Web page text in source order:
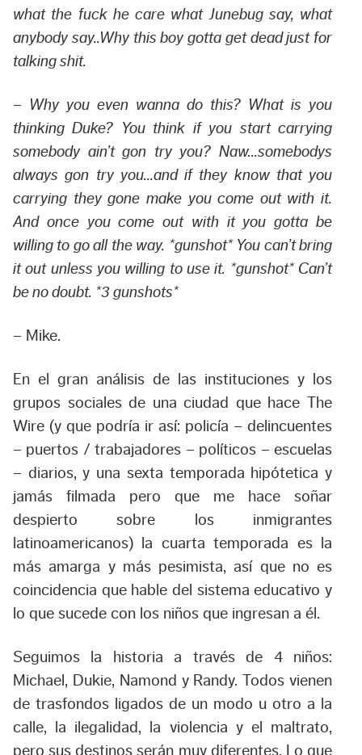
what the fuck he care what Junebug say, what
anybody say..Why this boy gotta get dead just for
talking shit.
– Why you even wanna do this? What is you
thinking Duke? You think if you start carrying
somebody ain’t gon try you? Naw…somebodys
always gon try you…and if they know that you
carrying they gone make you come out with it.
And once you come out with it you gotta be
willing to go all the way. *gunshot* You can’t bring
it out unless you willing to use it. *gunshot* Can’t
be no doubt. *3 gunshots*
– Mike.
En el gran análisis de las instituciones y los
grupos sociales de una ciudad que hace The
Wire (y que podría ir así: policía – delincuentes
– puertos / trabajadores – políticos – escuelas
– diarios, y una sexta temporada hipótetica y
jamás filmada pero que me hace soñar
despierto sobre los inmigrantes
latinoamericanos) la cuarta temporada es la
más amarga y más pesimista, así que no es
coincidencia que hable del sistema educativo y
lo que sucede con los niños que ingresan a él.
Seguimos la historia a través de 4 niños:
Michael, Dukie, Namond y Randy. Todos vienen
de trasfondos ligados de un modo u otro a la
calle, la ilegalidad, la violencia y el maltrato,
pero sus destinos serán muy diferentes. Lo que